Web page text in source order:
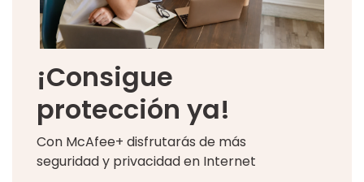
¡Consigue
protección ya!
Con McAfee+ disfrutarás de más
seguridad y privacidad en Internet